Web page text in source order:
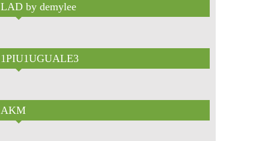
LAD by demylee
1PIU1UGUALE3
AKM